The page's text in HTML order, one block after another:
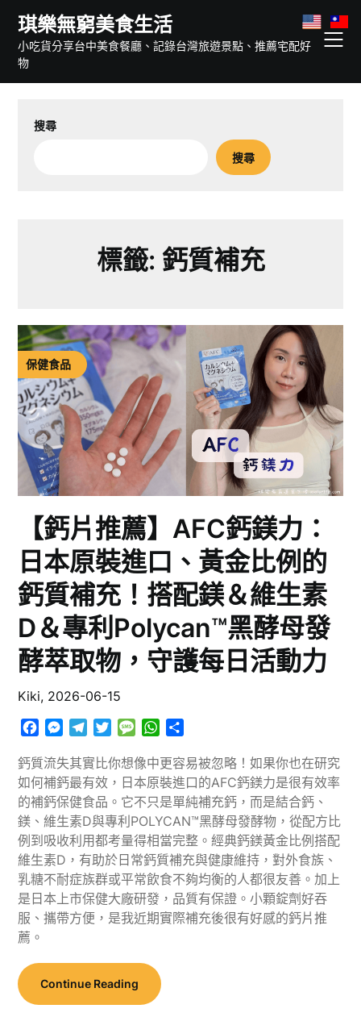
content
琪樂無窮美食生活
小吃貨分享台中美食餐廳、記錄台灣旅遊景點、推薦宅配好
物
搜尋
搜尋
標籤: 鈣質補充
保健食品
【鈣片推薦】AFC鈣鎂力：
日本原裝進口、黃金比例的
鈣質補充！搭配鎂＆維生素
D＆專利Polycan™黑酵母發
酵萃取物，守護每日活動力
Kiki, 2026-06-15
Facebook
Messenger
TelegramTwitterMessageWhatsApp
鈣質流失其實比你想像中更容易被忽略！如果你也在研究
如何補鈣最有效，日本原裝進口的AFC鈣鎂力是很有效率
的補鈣保健食品。它不只是單純補充鈣，而是結合鈣、
鎂、維生素D與專利POLYCAN™黑酵母發酵物，從配方比
例到吸收利用都考量得相當完整。經典鈣鎂黃金比例搭配
維生素D，有助於日常鈣質補充與健康維持，對外食族、
乳糖不耐症族群或平常飲食不夠均衡的人都很友善。加上
是日本上市保健大廠研發，品質有保證。小顆錠劑好吞
服、攜帶方便，是我近期實際補充後很有好感的鈣片推
薦。
Continue Reading